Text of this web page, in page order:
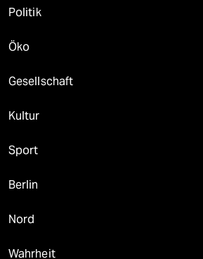
Politik
Öko
Gesellschaft
Kultur
Sport
Berlin
Nord
Wahrheit